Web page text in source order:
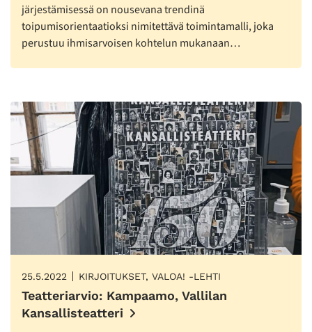
järjestämisessä on nousevana trendinä
toipumisorientaatioksi nimitettävä toimintamalli, joka
perustuu ihmisarvoisen kohtelun mukanaan…
25.5.2022 KIRJOITUKSET, VALOA! -LEHTI
Teatteriarvio: Kampaamo, Vallilan
Kansallisteatteri